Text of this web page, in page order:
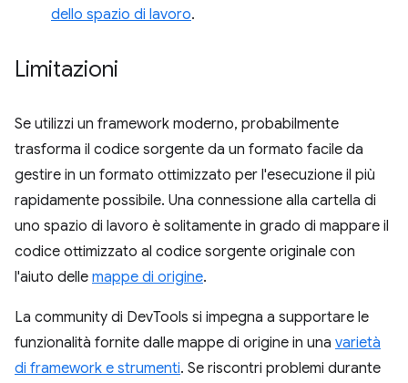
dello spazio di lavoro.
Limitazioni
Se utilizzi un framework moderno, probabilmente
trasforma il codice sorgente da un formato facile da
gestire in un formato ottimizzato per l'esecuzione il più
rapidamente possibile. Una connessione alla cartella di
uno spazio di lavoro è solitamente in grado di mappare il
codice ottimizzato al codice sorgente originale con
l'aiuto delle mappe di origine.
La community di DevTools si impegna a supportare le
funzionalità fornite dalle mappe di origine in una varietà
di framework e strumenti. Se riscontri problemi durante